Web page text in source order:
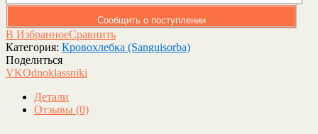
Сообщить о поступлении
В ИзбранноеСравнить
Категория: Кровохлебка (Sanguisorba)
Поделиться
VKOdnoklassniki
Детали
Отзывы (0)